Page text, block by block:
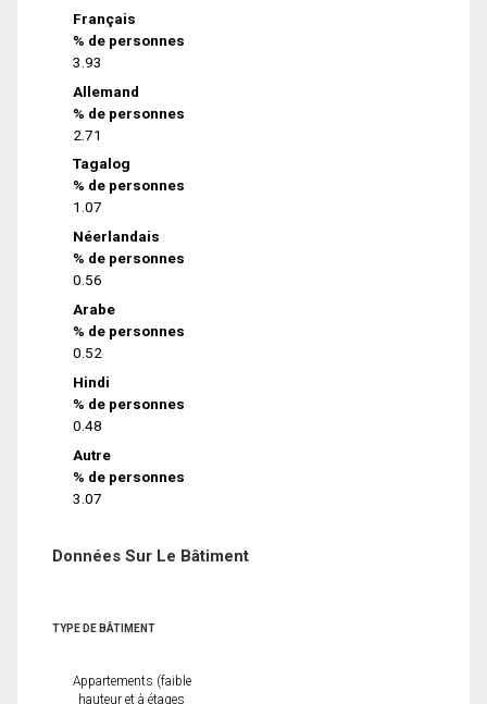
Français
% de personnes
3.93
Allemand
% de personnes
2.71
Tagalog
% de personnes
1.07
Néerlandais
% de personnes
0.56
Arabe
% de personnes
0.52
Hindi
% de personnes
0.48
Autre
% de personnes
3.07
Données Sur Le Bâtiment
TYPE DE BÂTIMENT
Appartements (faible
hauteur et à étages